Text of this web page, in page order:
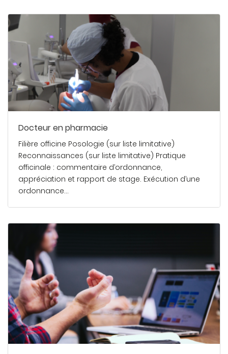
Docteur en pharmacie
Filière officine Posologie (sur liste limitative)
Reconnaissances (sur liste limitative) Pratique
officinale : commentaire d’ordonnance,
appréciation et rapport de stage. Exécution d’une
ordonnance…